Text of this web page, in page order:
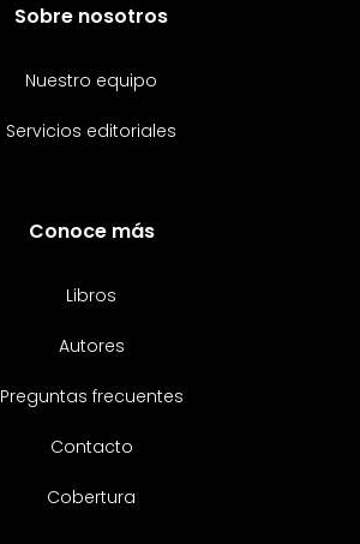
Sobre nosotros
Nuestro equipo
Servicios editoriales
Conoce más
Libros
Autores
Preguntas frecuentes
Contacto
Cobertura